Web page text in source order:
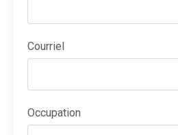
Courriel
Occupation